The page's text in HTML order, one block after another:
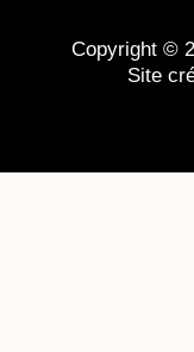
Copyright ©
Site